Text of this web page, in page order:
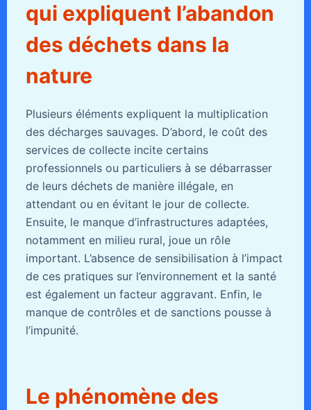
qui expliquent l’abandon
des déchets dans la
nature
Plusieurs éléments expliquent la multiplication
des décharges sauvages. D’abord, le coût des
services de collecte incite certains
professionnels ou particuliers à se débarrasser
de leurs déchets de manière illégale, en
attendant ou en évitant le jour de collecte.
Ensuite, le manque d’infrastructures adaptées,
notamment en milieu rural, joue un rôle
important. L’absence de sensibilisation à l’impact
de ces pratiques sur l’environnement et la santé
est également un facteur aggravant. Enfin, le
manque de contrôles et de sanctions pousse à
l’impunité.
Le phénomène des